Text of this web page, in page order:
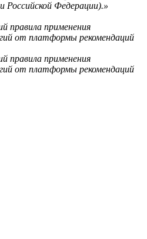
Российской Федерации).»
правила применения
от платформы рекомендаций
правила применения
от платформы рекомендаций